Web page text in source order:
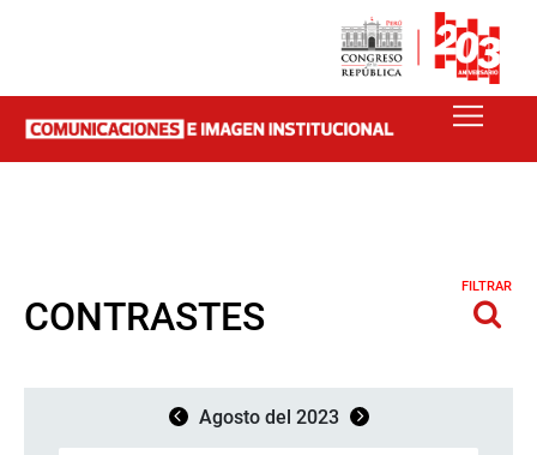
CONTRASTES
FILTRAR
Agosto del 2023